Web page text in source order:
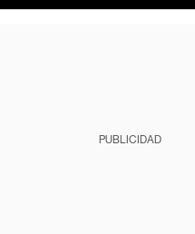
PUBLICIDAD